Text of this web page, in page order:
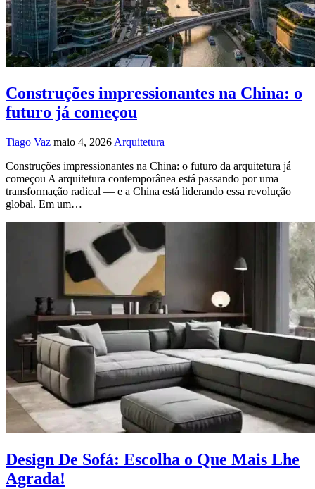
Construções impressionantes na China: o
futuro já começou
Tiago Vaz maio 4, 2026 Arquitetura
Construções impressionantes na China: o futuro da arquitetura já
começou A arquitetura contemporânea está passando por uma
transformação radical — e a China está liderando essa revolução
global. Em um…
Design De Sofá: Escolha o Que Mais Lhe
Agrada!